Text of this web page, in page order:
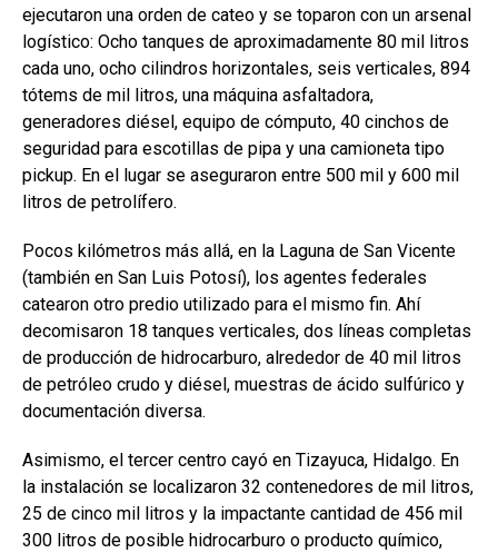
ejecutaron una orden de cateo y se toparon con un arsenal
logístico: Ocho tanques de aproximadamente 80 mil litros
cada uno, ocho cilindros horizontales, seis verticales, 894
tótems de mil litros, una máquina asfaltadora,
generadores diésel, equipo de cómputo, 40 cinchos de
seguridad para escotillas de pipa y una camioneta tipo
pickup. En el lugar se aseguraron entre 500 mil y 600 mil
litros de petrolífero.
Pocos kilómetros más allá, en la Laguna de San Vicente
(también en San Luis Potosí), los agentes federales
catearon otro predio utilizado para el mismo fin. Ahí
decomisaron 18 tanques verticales, dos líneas completas
de producción de hidrocarburo, alrededor de 40 mil litros
de petróleo crudo y diésel, muestras de ácido sulfúrico y
documentación diversa.
Asimismo, el tercer centro cayó en Tizayuca, Hidalgo. En
la instalación se localizaron 32 contenedores de mil litros,
25 de cinco mil litros y la impactante cantidad de 456 mil
300 litros de posible hidrocarburo o producto químico,